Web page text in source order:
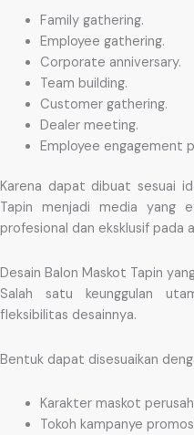
Family gathering.
Employee gathering.
Corporate anniversary.
Team building.
Customer gathering.
Dealer meeting.
Employee engagement
Karena dapat dibuat sesuai
Tapin menjadi media yang
profesional dan eksklusif pada
Desain Balon Maskot Tapin
Salah satu keunggulan
fleksibilitas desainnya.
Bentuk dapat disesuaikan
Karakter maskot
Tokoh kampanye